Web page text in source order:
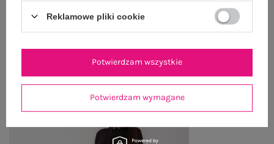
OSTATNIO OGLĄDANE
Reklamowe pliki cookie
Potwierdzam wymagane
Potwierdzam wszystkie